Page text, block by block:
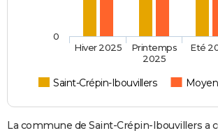
Saint-Crépin-Ibouvillers
Hiver 2025
Printemps
2025
Eté
0
La commune de Saint-Crépin-Ibouvillers a